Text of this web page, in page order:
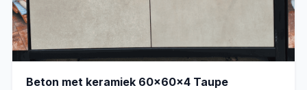
Beton met keramiek 60x60x4 Taupe